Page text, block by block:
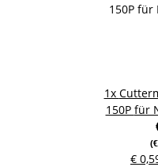
1x
150P für NT Cutter eL 500 -
€